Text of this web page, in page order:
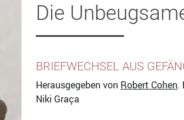
Die
BRIEFWECHSEL AUS
Herausgegeben von Robert Cohen.
Niki Graça